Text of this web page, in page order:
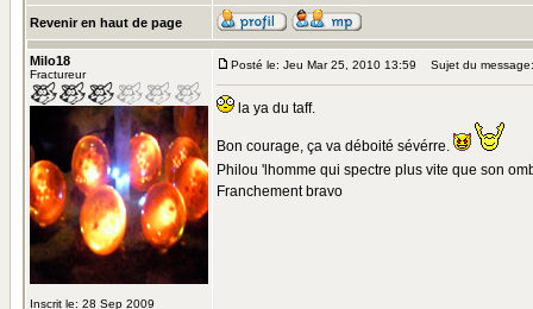
Revenir en haut de page
Milo18
Fractureur
Inscrit le: 28 Sep 2009
Posté le: Jeu Mar 25, 2010 13:59 Sujet du message:
la ya du taff.
Bon courage, ça va déboité sévérre.
Philou 'lhomme qui spectre plus vite que son
Franchement bravo